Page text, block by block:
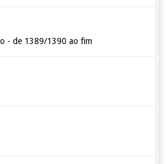
- de 1389/1390 ao fim